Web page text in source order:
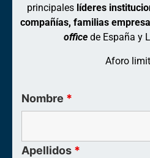
principales líderes
compañías, familias
office de España y
Aforo
Nombre *
Apellidos *